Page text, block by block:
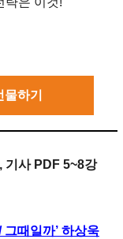
물하기
기사 PDF 5~8강
그때일까’ 하상욱